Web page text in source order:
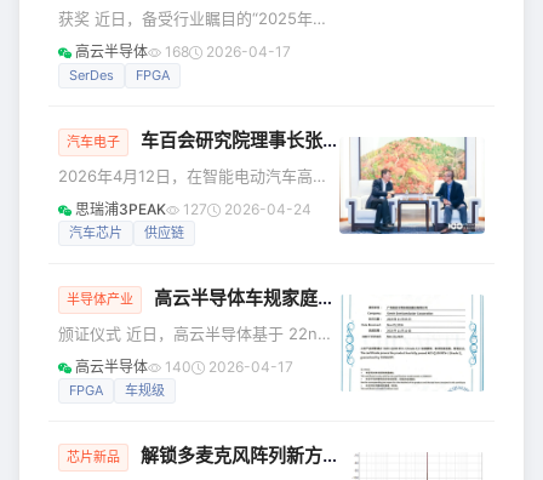
驱动控制+成本较低的NMOS构建的“理
想二极管”成为优势显著的防反解决方
案，这种驱动控制芯片即“理想二极管控
制器”。 思瑞浦理想二极管控制器芯片已
车电源系统
获奖 近日，备受行业瞩目的“2025年度
华强电子网优质供应商&amp;电子元器
件行业优秀国产品牌”评选结果正式揭
级芯片领域的技术创新与市场突破，成
功斩获“2025电子元器件行业优秀汽车电
子芯片国产品牌企业奖”。 此次获奖的核
心产品——GW5AT-LV138UG324AA0
高性能车规级FPGA，代表了国产大容量
高云半导体 168 2026-04-17
SerDes FPGA
汽车电子 车百会研究院理事长张永伟会见 思瑞浦、兴科迪
2026年4月12日，在智能电动汽车高层
论坛举办期间，车百会研究院理事长张
永伟会见思瑞浦首席运营官严红辉、兴
声学创新及供应链变革等关键议题展开
深入座谈交流，车百国际团队参与座
谈。 座谈中，严红辉、雷昕分别介绍了
企业在汽车芯片与车载声学领域的布局
与进展。思瑞浦作为国内汽车模拟芯片
同比增长，主营模拟
思瑞浦3PEAK 127 2026-04-24
汽车芯片 供应链
半导体产业 高云半导体车规家庭又增新成员，22nm GW5AT-LV60UG225A0成功通过AEC-Q100认证
颁证仪式 近日，高云半导体基于 22nm
先进工艺平台打造的车规级 FPGA 产品
——GW5AT-LV60UG225A0，成功通
体在汽车电子领域取得了又一里程碑式
高云半导体 140 2026-04-17
FPGA 车规级
芯片新品 解锁多麦克风阵列新方案！ 思瑞浦 8通道PDM至